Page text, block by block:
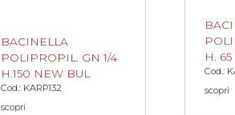
BACINELLA
POLIPROPIL. GN 1/4
H.150 NEW BUL
Cod.: KARP132
scopri
H.
Cod.:
scopri